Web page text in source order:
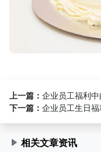
上一篇： 企业员工福利
下一篇： 企业员工生日
相关文章资讯